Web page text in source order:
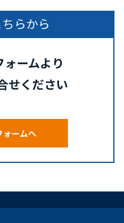
らから
ームより
せください
ォームへ